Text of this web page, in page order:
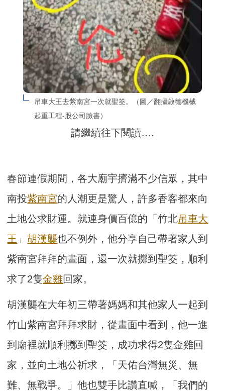
吊車大王去紫南宮一次就聖筊。（圖／翻攝啟德機械
起重工程-股公司臉書）
請繼續往下閱讀….
春節連假期間，各大廟宇擠滿不少信眾，其中
南投紫南宮的人潮更是驚人，許多香客都來向
土地公求財運。就連身價百億的「竹北吊車大
王 」胡漢龑也不例外，他分享自己帶著家人到
紫南宮拜拜的畫面，還一次就擲到聖筊，順利
求了2隻金雞回家。
胡漢龑在大年初三帶著媽媽和其他家人一起到
竹山紫南宮拜拜求財，從畫面中看到，他一進
到廟裡就順利擲到聖筊，成功求得2隻金雞回
家，並向土地公祈求，「天佑台灣無災、無
難、無戰爭。」他也雙手比讚直喊，「我們的